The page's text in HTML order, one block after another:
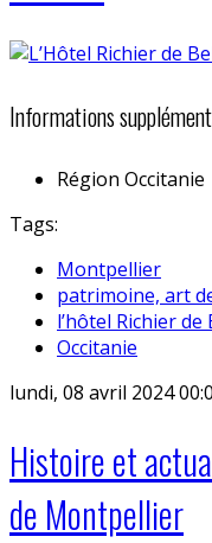
Informations
Région Occitanie
Tags:
Montpellier
patrimoine, art
l’hôtel Richier de
Occitanie
lundi, 08 avril 2024
Histoire et
de Montpellier